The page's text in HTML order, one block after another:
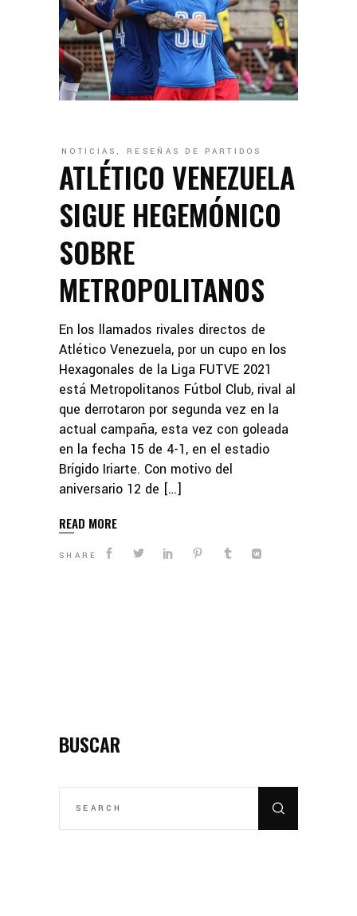
NOTICIAS, RESEÑAS DE PARTIDOS
ATLÉTICO VENEZUELA
SIGUE HEGEMÓNICO
SOBRE
METROPOLITANOS
En los llamados rivales directos de
Atlético Venezuela, por un cupo en los
Hexagonales de la Liga FUTVE 2021
está Metropolitanos Fútbol Club, rival al
que derrotaron por segunda vez en la
actual campaña, esta vez con goleada
en la fecha 15 de 4-1, en el estadio
Brígido Iriarte. Con motivo del
aniversario 12 de […]
READ MORE
SHARE
BUSCAR